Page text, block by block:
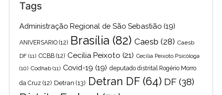
Tags
Administração Regional de São Sebastião (19)
ANIVERSARIO (12) Brasília (82) Caesb (28) Caesb
DF (11) CCBB (12) Cecilia Peixoto (21) Cecília Peixoto Psicóloga
(10) Codhab (11) Covid-19 (19) deputado distrital Rogério Morro
da Cruz (12) Detran (13) Detran DF(64) DF (38)